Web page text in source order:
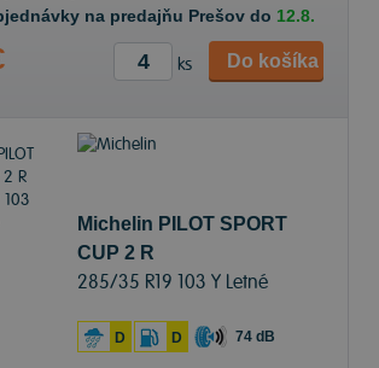
na predajňu Prešov do 12.8.
ks Do košíka
Michelin PILOT SPORT
CUP 2 R
285/35 R19 103 Y Letné
D D 74 dB